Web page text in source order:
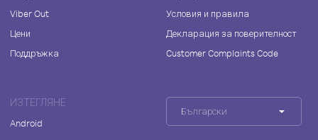
Viber Out
Цени
Поддръжка
Условия и правила
Декларация за поверителност
Customer Complaints Code
ИЗТЕГЛЯНЕ
Android
Български